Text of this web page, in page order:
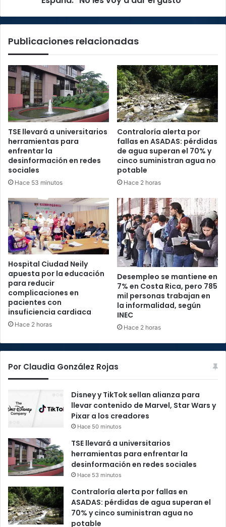
Publicaciones relacionadas
TSE llevará a universitarios
herramientas para
enfrentar la
desinformación en redes
sociales
Hace 53 minutos
Contraloría alerta por
fallas en ASADAS: pérdidas
de agua superan el 70% y
cinco suministran agua no
potable
Hace 2 horas
Hospital Ciudad Neily
apuesta por la educación
para reducir
complicaciones en
pacientes con
insuficiencia cardiaca
Hace 2 horas
Desempleo se mantiene en
7% en Costa Rica, pero 785
mil personas trabajan en
la informalidad, según
INEC
Hace 2 horas
Por Claudia González Rojas
Disney y TikTok sellan alianza para
llevar contenido de Marvel, Star Wars y
Pixar a los creadores
Hace 50 minutos
TSE llevará a universitarios
herramientas para enfrentar la
desinformación en redes sociales
Hace 53 minutos
Contraloría alerta por fallas en
ASADAS: pérdidas de agua superan el
70% y cinco suministran agua no
potable